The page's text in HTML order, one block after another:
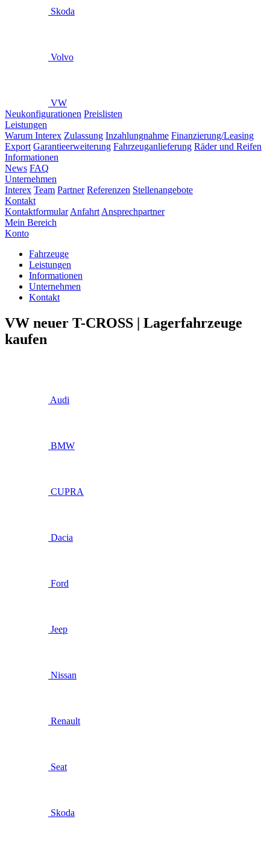
Skoda
Volvo
VW
Neukonfigurationen Preislisten
Leistungen
Warum Interex Zulassung Inzahlungnahme Finanzierung/Leasing
Export Garantieerweiterung Fahrzeuganlieferung Räder und Reifen
Informationen
News FAQ
Unternehmen
Interex Team Partner Referenzen Stellenangebote
Kontakt
Kontaktformular Anfahrt Ansprechpartner
Mein Bereich
Konto
Fahrzeuge
Leistungen
Informationen
Unternehmen
Kontakt
VW neuer T-CROSS | Lagerfahrzeuge
kaufen
Audi
BMW
CUPRA
Dacia
Ford
Jeep
Nissan
Renault
Seat
Skoda